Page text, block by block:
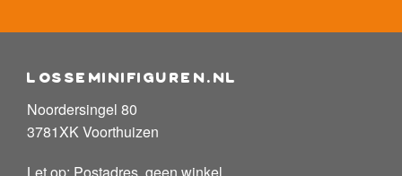
losseminifiguren.nl
Noordersingel 80
3781XK Voorthuizen